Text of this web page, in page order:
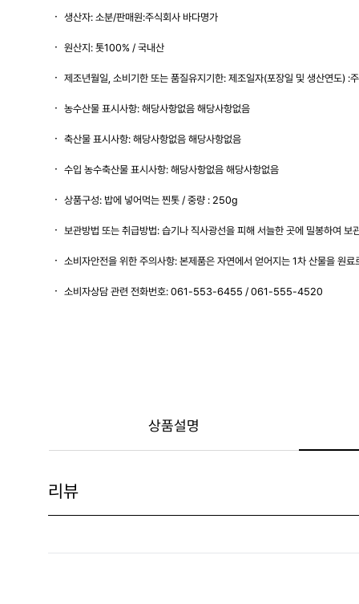
생산자: 소분/판매원:주식회사 바다명가
원산지: 톳100% / 국내산
제조년월일, 소비기한 또는 품질유지기한: 제조일자(포장일 및 생산연도)
농수산물 표시사항: 해당사항없음 해당사항없음
축산물 표시사항: 해당사항없음 해당사항없음
수입 농수축산물 표시사항: 해당사항없음 해당사항없음
상품구성: 밥에 넣어먹는 찐톳 / 중량 : 250g
보관방법 또는 취급방법: 습기나 직사광선을 피해 서늘한 곳에 밀봉하여 보
소비자안전을 위한 주의사항: 본제품은 자연에서 얻어지는 1차 산물을 원
소비자상담 관련 전화번호: 061-553-6455 / 061-555-4520
상품설명
리뷰